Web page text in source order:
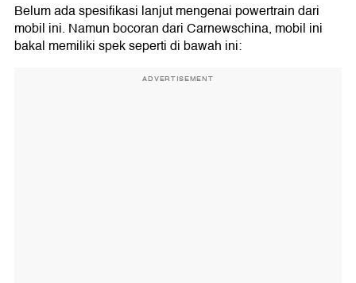
Belum ada spesifikasi lanjut mengenai powertrain dari
mobil ini. Namun bocoran dari Carnewschina, mobil ini
bakal memiliki spek seperti di bawah ini:
ADVERTISEMENT